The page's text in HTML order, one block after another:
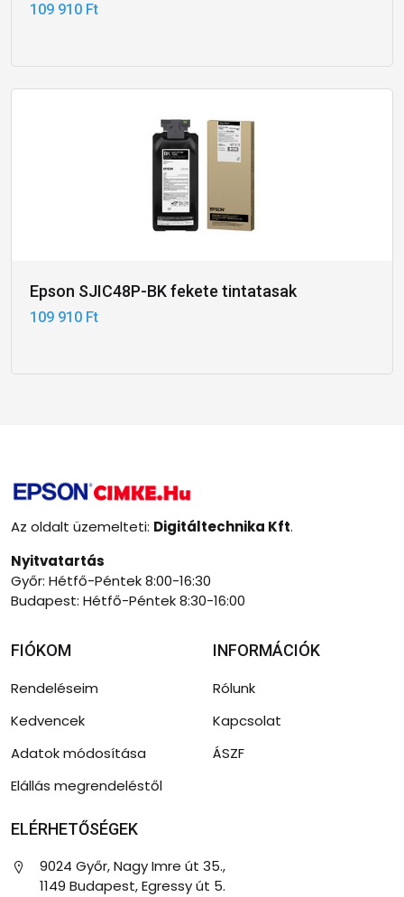
109 910 Ft
Epson SJIC48P-BK fekete tintatasak
109 910 Ft
Az oldalt üzemelteti: Digitáltechnika Kft.
Nyitvatartás
Győr: Hétfő-Péntek 8:00-16:30
Budapest: Hétfő-Péntek 8:30-16:00
FIÓKOM
Rendeléseim
Kedvencek
Adatok módosítása
Elállás megrendeléstől
INFORMÁCIÓK
Rólunk
Kapcsolat
ÁSZF
ELÉRHETŐSÉGEK
9024 Győr, Nagy Imre út 35.,
1149 Budapest, Egressy út 5.